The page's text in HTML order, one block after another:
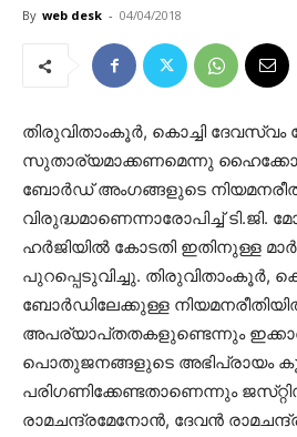
By web desk - 04/04/2018
തിരുവിതാംകൂര്‍, കൊച്ചി
സുതാര്യമാക്കണമെന്നു
ബോര്‍ഡ്‌ അംഗങ്ങളുടെ
വിരുദ്ധമാണെന്നാരോപിച്ച്‌ ടി.ജി.
ഹര്‍ജിയില്‍ കോടതി ഇതിനുള്ള
പുറപ്പെടുവിച്ചു. തിരുവിതാംകൂര്‍,
ബോര്‍ഡിലേക്കുള്ള
അപര്യാപ്‌തതകളുണ്ടെന്നും
പൊതുജനങ്ങളുടെ അഭിപ്രായം
പരിഗണിക്കേണ്ടതാണെന്നും
രാമചന്ദ്രമേനോന്‍, ദേവന്‍